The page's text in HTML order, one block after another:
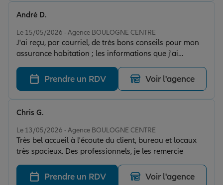
Le 15/05/2026 - Agence BOULOGNE CENTRE
J'ai reçu, par courriel, de très bons conseils pour mon
assurance habitation ; les informations que j'ai
obtenues sont concises et claires..
André D.
Prendre un RDV Voir l'agence
Le 13/05/2026 - Agence BOULOGNE CENTRE
Très bel accueil à l'écoute du client, bureau et locaux
très spacieux. Des professionnels, je les remercie
Chris G.
Prendre un RDV Voir l'agence